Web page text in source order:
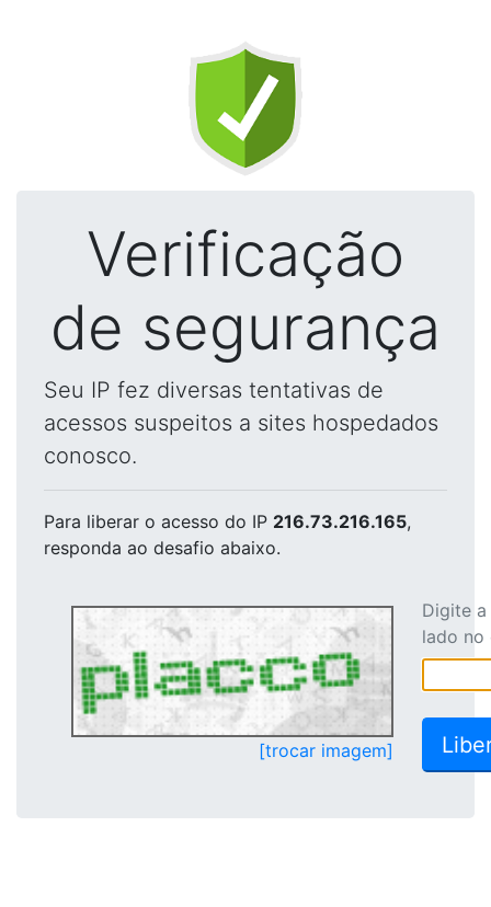
Verificação
de segurança
Seu IP fez diversas tentativas de
acessos suspeitos a sites hospedados
conosco.
Para liberar o acesso do IP 216.73.216.165,
responda ao desafio abaixo.
[trocar imagem]
Digite
lado no